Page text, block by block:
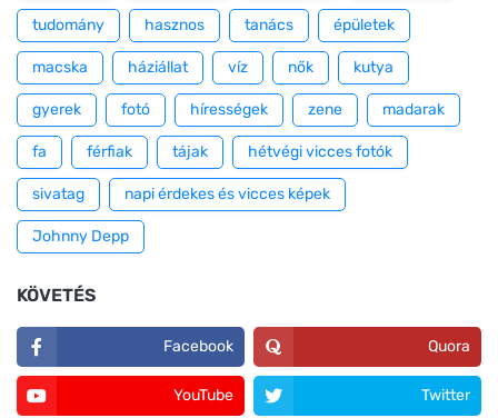
tudomány hasznos tanács épületek
macska háziállat víz nők kutya
gyerek fotó hírességek zene madarak
fa férfiak tájak hétvégi vicces fotók
sivatag napi érdekes és vicces képek
Johnny Depp
KÖVETÉS
Facebook Quora
YouTube Twitter